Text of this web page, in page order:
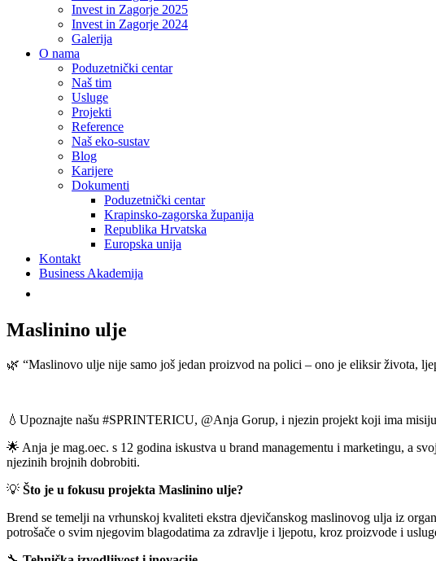
Invest in Zagorje 2025
Invest in Zagorje 2024
Galerija
O nama
Poduzetnički centar
Naš tim
Usluge
Projekti
Reference
Naš eko-sustav
Blog
Karijere
Dokumenti
Poduzetnički centar
Krapinsko-zagorska županija
Republika Hrvatska
Europska unija
Kontakt
Business Akademija
Maslinino ulje
🌿 “Maslinovo ulje nije samo još jedan proizvod na polici – ono je eliksir života,
💧Upoznajte našu #SPRINTERICU, @Anja Gorup, i njezin projekt koji ima
🌟 Anja je mag.oec. s 12 godina iskustva u brand managementu i marketingu, a
njezinih brojnih dobrobiti.
💡 Što je u fokusu projekta Maslinino ulje?
Brend se temelji na vrhunskoj kvaliteti ekstra djevičanskog maslinovog ulja iz
potrošače o svim njegovim blagodatima za zdravlje i ljepotu, kroz proizvode i